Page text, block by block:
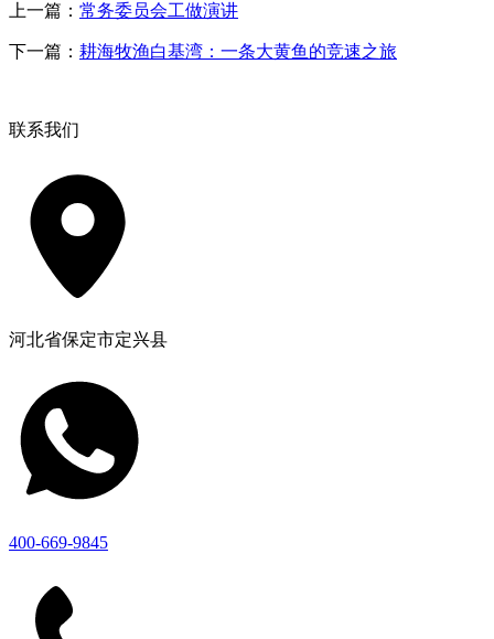
上一篇： 常务委员会工做演讲
下一篇： 耕海牧渔白基湾：一条大黄鱼的竞速之旅
联系我们
河北省保定市定兴县
400-669-9845